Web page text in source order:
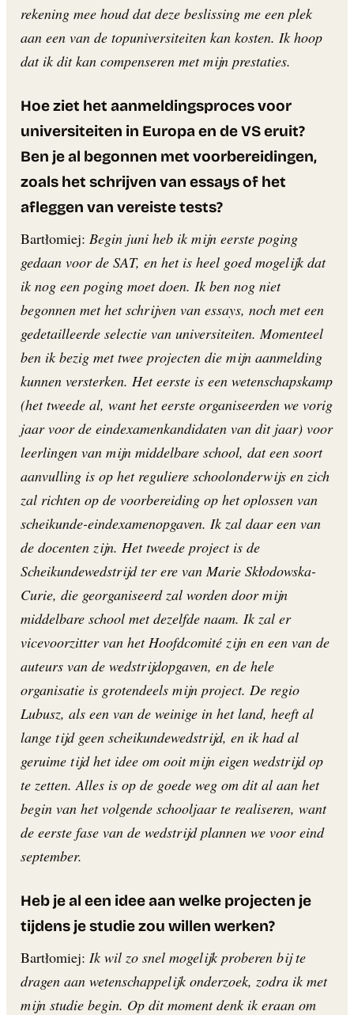
rekening mee houd dat deze beslissing me een plek
aan een van de topuniversiteiten kan kosten. Ik hoop
dat ik dit kan compenseren met mijn prestaties.
Hoe ziet het aanmeldingsproces voor
universiteiten in Europa en de VS eruit?
Ben je al begonnen met voorbereidingen,
zoals het schrijven van essays of het
afleggen van vereiste tests?
Bartłomiej: Begin juni heb ik mijn eerste poging
gedaan voor de SAT, en het is heel goed mogelijk dat
ik nog een poging moet doen. Ik ben nog niet
begonnen met het schrijven van essays, noch met een
gedetailleerde selectie van universiteiten. Momenteel
ben ik bezig met twee projecten die mijn aanmelding
kunnen versterken. Het eerste is een wetenschapskamp
(het tweede al, want het eerste organiseerden we vorig
jaar voor de eindexamenkandidaten van dit jaar) voor
leerlingen van mijn middelbare school, dat een soort
aanvulling is op het reguliere schoolonderwijs en zich
zal richten op de voorbereiding op het oplossen van
scheikunde-eindexamenopgaven. Ik zal daar een van
de docenten zijn. Het tweede project is de
Scheikundewedstrijd ter ere van Marie Skłodowska-
Curie, die georganiseerd zal worden door mijn
middelbare school met dezelfde naam. Ik zal er
vicevoorzitter van het Hoofdcomité zijn en een van de
auteurs van de wedstrijdopgaven, en de hele
organisatie is grotendeels mijn project. De regio
Lubusz, als een van de weinige in het land, heeft al
lange tijd geen scheikundewedstrijd, en ik had al
geruime tijd het idee om ooit mijn eigen wedstrijd op
te zetten. Alles is op de goede weg om dit al aan het
begin van het volgende schooljaar te realiseren, want
de eerste fase van de wedstrijd plannen we voor eind
september.
Heb je al een idee aan welke projecten je
tijdens je studie zou willen werken?
Bartłomiej: Ik wil zo snel mogelijk proberen bij te
dragen aan wetenschappelijk onderzoek, zodra ik met
mijn studie begin. Op dit moment denk ik eraan om